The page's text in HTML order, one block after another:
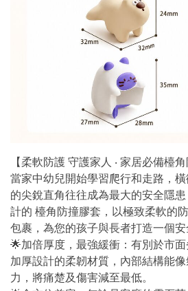
【柔軟防護 守護家人 ‧ 家居必備檯角
當家中幼兒開始學習爬行和走路，
的尖銳直角往往成為最大的安全隱
計的 檯角防撞膠套，以極致柔軟的
包裹，為您的孩子與長者打造一個安
🌟加倍厚度，最強緩衝：有別於市
加厚設計的柔韌材質，內部結構能
力，將痛楚及傷害減至最低。